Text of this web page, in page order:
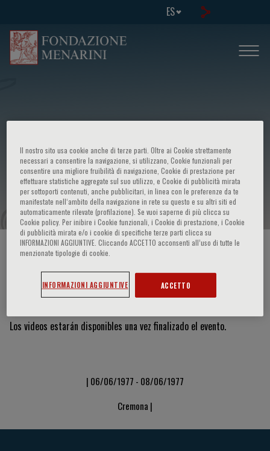
ES
International Symposium - Organ
specific autoimmunity
HOME PAGE / CURSOS Y EVENTOS
Vídeos y diapositivas
Los videos estarán disponibles una vez finalizado el evento.
| 06/06/1977 - 08/06/1977
Cremona |
Il nostro sito usa cookie anche di terze parti. Oltre ai Cookie strettamente
necessari a consentire la navigazione, si utilizzano, Cookie funzionali per
consentire una migliore fruibilità di navigazione, Cookie di prestazione per
effettuare statistiche aggregate sul suo utilizzo, e Cookie di pubblicità mirata
per sottoporti contenuti, anche pubblicitari, in linea con le preferenze da te
manifestate nell‘ambito della navigazione in rete su questo e su altri siti ed
automaticamente rilevate (profilazione). Se vuoi saperne di più clicca su
Cookie policy. Per inibire i Cookie funzionali, i Cookie di prestazione, i Cookie
di pubblicità mirata e/o i cookie di specifiche terze parti clicca su
INFORMAZIONI AGGIUNTIVE. Cliccando ACCETTO acconsenti all’uso di tutte le
menzionate tipologie di cookie.
INFORMAZIONI AGGIUNTIVE ACCETTO